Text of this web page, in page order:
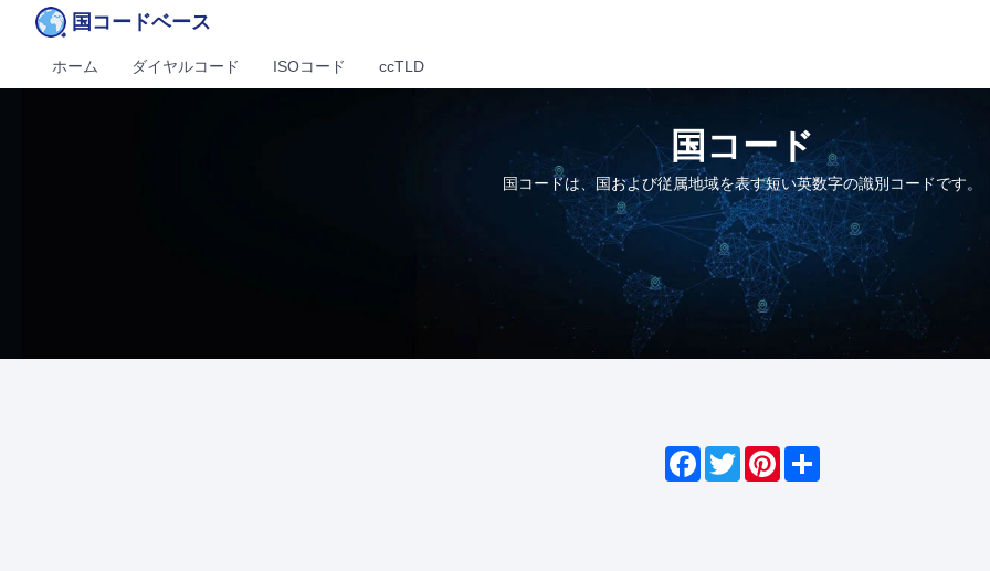
国コードベース
ホーム ダイヤルコード ISOコード ccTLD
国コード
国コードは、国および従属地域を表す短い英数字の識別コードです。
Facebook
Twitter
Pinterest
Share